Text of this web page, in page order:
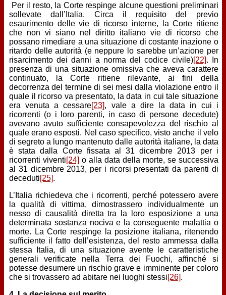
Per il resto, la Corte respinge alcune questioni preliminari
sollevate dall’Italia. Circa il requisito del previo
esaurimento delle vie di ricorso interne, la Corte ritiene
che non vi siano nel diritto italiano vie di ricorso che
possano rimediare a una situazione di costante inazione o
ritardo delle autorità (e neppure lo sarebbe un’azione per
risarcimento dei danni a norma del codice civile)[22]. In
presenza di una situazione omissiva che aveva carattere
continuato, la Corte ritiene rilevante, ai fini della
decorrenza del termine di sei mesi dalla violazione entro il
quale il ricorso va presentato, la data in cui tale situazione
era venuta a cessare[23], vale a dire la data in cui i
ricorrenti (o i loro parenti, in caso di persone decedute)
avevano avuto sufficiente consapevolezza del rischio al
quale erano esposti. Nel caso specifico, visto anche il velo
di segreto a lungo mantenuto dalle autorità italiane, la data
è stata dalla Corte fissata al 31 dicembre 2013 per i
ricorrenti viventi[24] o alla data della morte, se successiva
al 31 dicembre 2013, per i ricorsi presentati da parenti di
deceduti[25].
L’Italia richiedeva che i ricorrenti, perché potessero avere
la qualità di vittima, dimostrassero individualmente un
nesso di causalità diretta tra la loro esposizione a una
determinata sostanza nociva e la conseguente malattia o
morte. La Corte respinge la posizione italiana, ritenendo
sufficiente il fatto dell’esistenza, del resto ammessa dalla
stessa Italia, di una situazione avente le caratteristiche
generali verificate nella Terra dei Fuochi, affinché si
potesse desumere un rischio grave e imminente per coloro
che si trovassero ad abitare nei luoghi stessi[26].